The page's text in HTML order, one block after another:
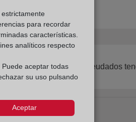
Los empresarios endeudados
para recordar
características.
analíticos respecto
Puede aceptar todas
su uso pulsando
Aceptar